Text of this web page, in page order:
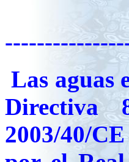
Las aguas
Directiva
2003/40/